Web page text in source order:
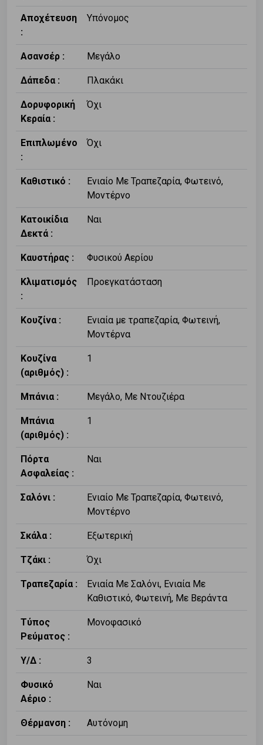
Αποχέτευση
:
Υπόνομος
Ασανσέρ : Μεγάλο
Δάπεδα : Πλακάκι
Δορυφορική
Κεραία :
Όχι
Επιπλωμένο
:
Όχι
Καθιστικό :
Ενιαίο Με Τραπεζαρία, Φωτεινό,
Μοντέρνο
Κατοικίδια
Δεκτά :
Ναι
Καυστήρας : Φυσικού Αερίου
Κλιματισμός
:
Προεγκατάσταση
Κουζίνα :
Ενιαία με τραπεζαρία, Φωτεινή,
Μοντέρνα
Κουζίνα
(αριθμός) :
1
Μπάνια : Μεγάλο, Με Ντουζιέρα
Μπάνια
(αριθμός) :
1
Πόρτα
Ασφαλείας :
Ναι
Σαλόνι :
Ενιαίο Με Τραπεζαρία, Φωτεινό,
Μοντέρνο
Σκάλα : Εξωτερική
Τζάκι : Όχι
Τραπεζαρία :
Ενιαία Με Σαλόνι, Ενιαία Με
Καθιστικό, Φωτεινή, Με Βεράντα
Τύπος
Ρεύματος :
Μονοφασικό
Υ/Δ : 3
Φυσικό
Αέριο :
Ναι
Θέρμανση : Αυτόνομη